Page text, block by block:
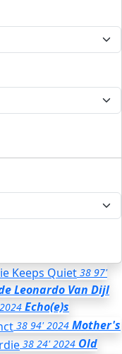
38 97'
Leonardo Van Dijl
2024 Echo(e)s
38 94' 2024 Mother's
38 24' 2024 Old